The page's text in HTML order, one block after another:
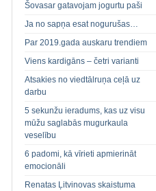
Šovasar gatavojam jogurtu paši
Ja no sapņa esat nogurušas…
Par 2019.gada auskaru trendiem
Viens kardigāns – četri varianti
Atsakies no viedtālruņa ceļā uz
darbu
5 sekunžu ieradums, kas uz visu
mūžu saglabās mugurkaula
veselību
6 padomi, kā vīrieti apmierināt
emocionāli
Renatas Ļitvinovas skaistuma